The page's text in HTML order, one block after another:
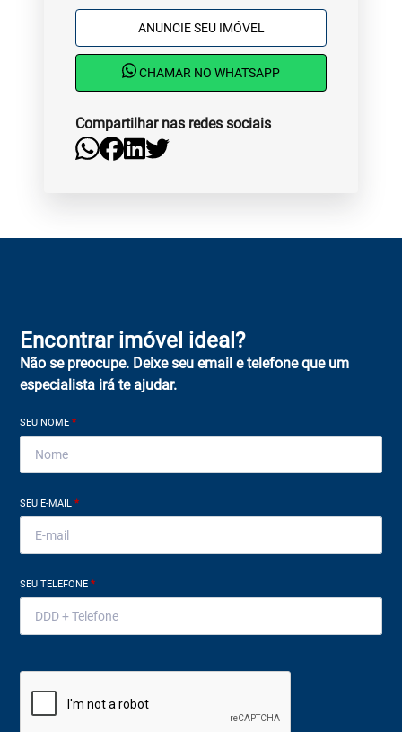
ANUNCIE SEU IMÓVEL
CHAMAR NO WHATSAPP
Compartilhar nas redes sociais
Encontrar imóvel ideal?
Não se preocupe. Deixe seu email e telefone que um
especialista irá te ajudar.
SEU NOME*
SEU E-MAIL*
SEU TELEFONE*